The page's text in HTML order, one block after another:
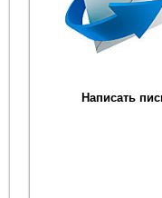
Написать